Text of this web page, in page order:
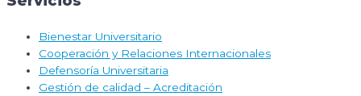
Bienestar Universitario
Cooperación y Relaciones Internacionales
Defensoría Universitaria
Gestión de calidad – Acreditación